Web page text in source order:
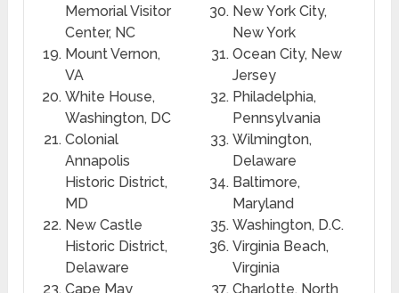
Memorial Visitor
Center, NC
Mount Vernon,
VA
White House,
Washington, DC
Colonial
Annapolis
Historic District,
MD
New Castle
Historic District,
Delaware
Cape May
New York City,
New York
Ocean City, New
Jersey
Philadelphia,
Pennsylvania
Wilmington,
Delaware
Baltimore,
Maryland
Washington, D.C.
Virginia Beach,
Virginia
Charlotte, North